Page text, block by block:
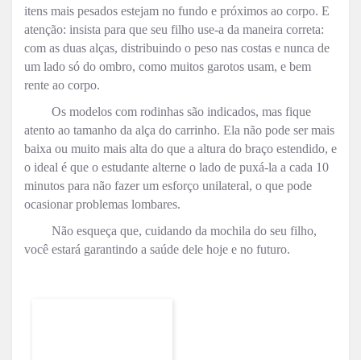
itens mais pesados estejam no fundo e próximos ao corpo. E
atenção: insista para que seu filho use-a da maneira correta:
com as duas alças, distribuindo o peso nas costas e nunca de
um lado só do ombro, como muitos garotos usam, e bem
rente ao corpo.
Os modelos com rodinhas são indicados, mas fique
atento ao tamanho da alça do carrinho. Ela não pode ser mais
baixa ou muito mais alta do que a altura do braço estendido, e
o ideal é que o estudante alterne o lado de puxá-la a cada 10
minutos para não fazer um esforço unilateral, o que pode
ocasionar problemas lombares.
Não esqueça que, cuidando da mochila do seu filho,
você estará garantindo a saúde dele hoje e no futuro.